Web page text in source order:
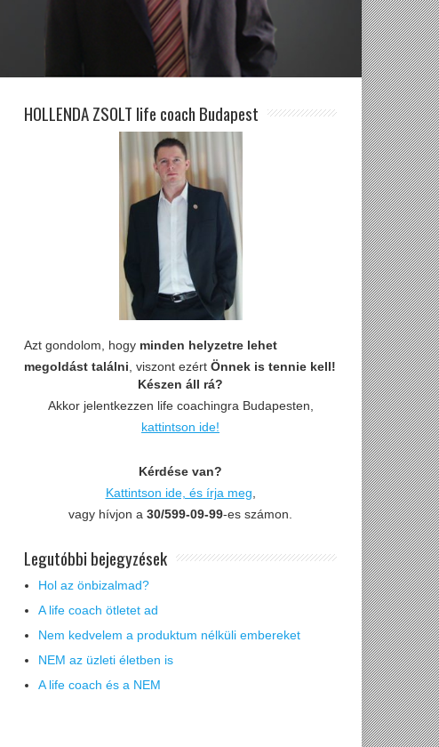
HOLLENDA ZSOLT life coach Budapest
Azt gondolom, hogy minden helyzetre lehet
megoldást találni , viszont ezért Önnek is tennie kell!
Készen áll rá?
Akkor jelentkezzen life coachingra Budapesten,
kattintson ide!
Kérdése van?
Kattintson ide, és írja meg
vagy hívjon a 30/599-09-99-es számon.
Legutóbbi bejegyzések
Hol az önbizalmad?
A life coach ötletet ad
Nem kedvelem a produktum nélküli embereket
NEM az üzleti életben is
A life coach és a NEM